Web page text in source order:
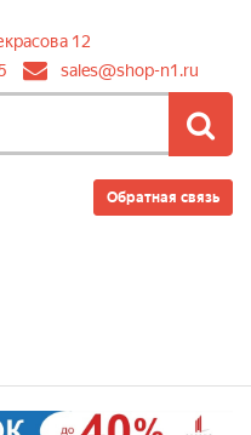
12
sales@shop-n1.ru
Обратная связь